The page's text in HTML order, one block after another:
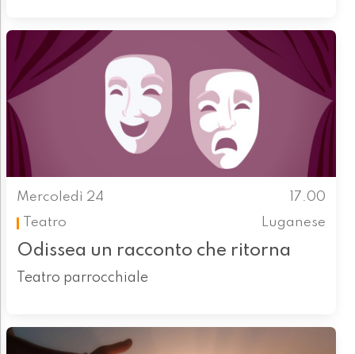
Mercoledì 24
17.00
Teatro
Luganese
Odissea un racconto che ritorna
Teatro parrocchiale